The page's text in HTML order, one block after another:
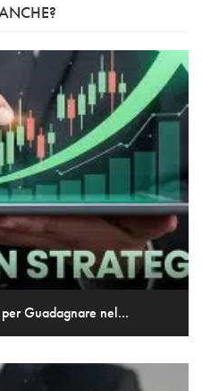
Guadagnare nel...